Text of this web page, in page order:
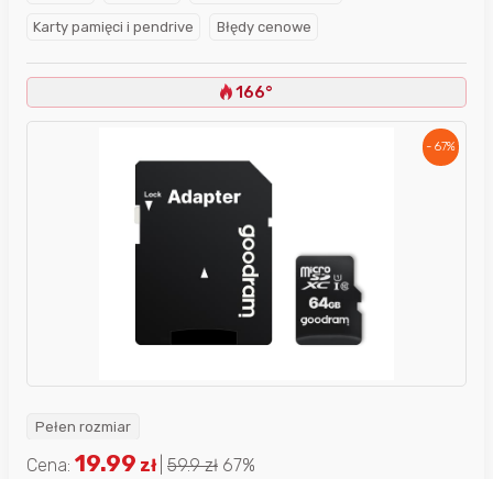
Karty pamięci i pendrive Błędy cenowe
166°
- 67%
Pełen rozmiar
Cena: 19.99 zł 59.9zł 67%